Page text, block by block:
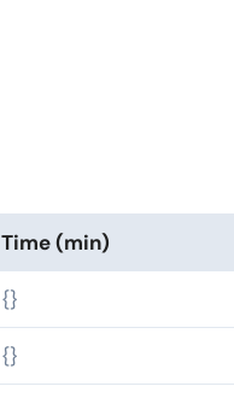
Time (min)
{}
{}